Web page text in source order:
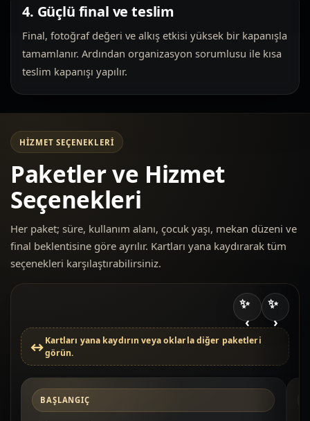
4. Güçlü final ve teslim
Final, fotoğraf değeri ve alkış etkisi yüksek bir kapanışla
tamamlanır. Ardından organizasyon sorumlusu ile kısa
teslim kapanışı yapılır.
HIZMET SEÇENEKLERI
Paketler ve Hizmet
Seçenekleri
Her paket; süre, kullanım alanı, çocuk yaşı, mekan düzeni ve
final beklentisine göre ayrılır. Kartları yana kaydırarak tüm
seçenekleri karşılaştırabilirsiniz.
‹ ›
Kartları yana kaydırın veya oklarla diğer paketleri
görün.
BAŞLANGIÇ